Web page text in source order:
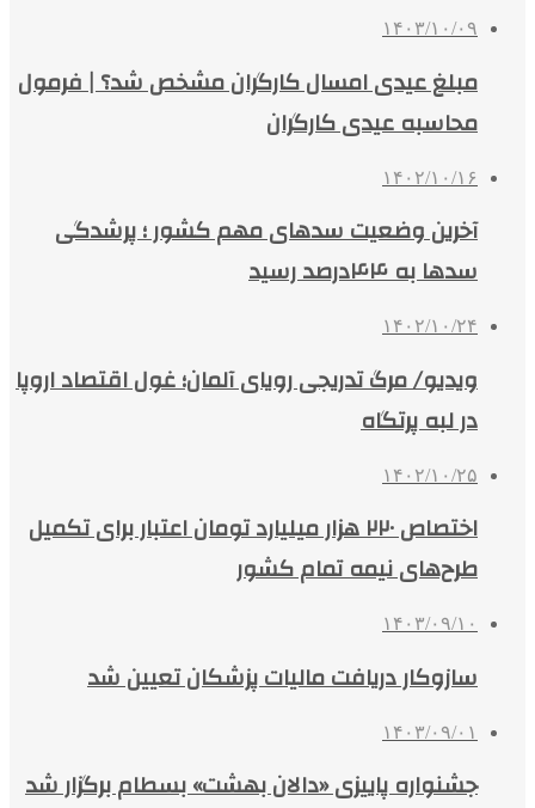
۱۴۰۳/۱۰/۰۹
مبلغ عیدی امسال کارگران مشخص شد؟ | فرمول
محاسبه عیدی کارگران
۱۴۰۲/۱۰/۱۶
آخرین وضعیت سدهای مهم کشور ؛ پرشدگی
سدها به ۴۴درصد رسید
۱۴۰۲/۱۰/۲۴
ویدیو/ مرگ تدریجی رویای آلمان؛ غول اقتصاد اروپا
در لبه پرتگاه
۱۴۰۲/۱۰/۲۵
اختصاص ۲۲۰ هزار میلیارد تومان اعتبار برای تکمیل
طرح‌های نیمه‌ تمام کشور
۱۴۰۳/۰۹/۱۰
سازوکار دریافت مالیات پزشکان تعیین شد
۱۴۰۳/۰۹/۰۱
جشنواره پاییزی «دالان بهشت» بسطام برگزار شد